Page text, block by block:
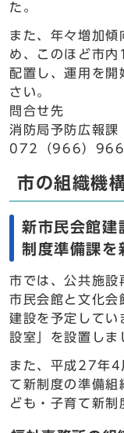
た。
また、年々増加傾
め、このほど市
配置し、運用を開
さい。
問合せ先
消防局予防広報
072（966）
市の組織機
新市民会館建
制度準備課を
市では、公共施設
市民会館と文化会
建設を予定してい
設室」を設置しま
また、平成27年4
て新制度の準備組
ども・子育て新制